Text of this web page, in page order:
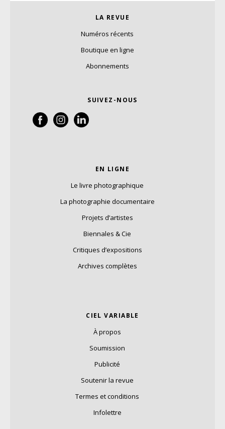
LA REVUE
Numéros récents
Boutique en ligne
Abonnements
SUIVEZ-NOUS
EN LIGNE
Le livre photographique
La photographie documentaire
Projets d’artistes
Biennales & Cie
Critiques d’expositions
Archives complètes
CIEL VARIABLE
À propos
Soumission
Publicité
Soutenir la revue
Termes et conditions
Infolettre